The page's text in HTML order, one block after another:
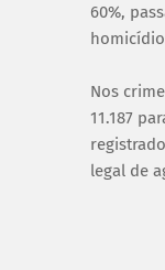
60%,
Nos
11.187
legal de